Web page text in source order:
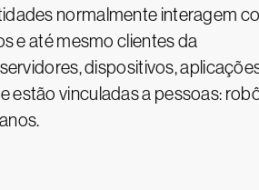
normalmente interagem
e até mesmo clientes da
dispositivos,
estão vinculadas a pessoas: